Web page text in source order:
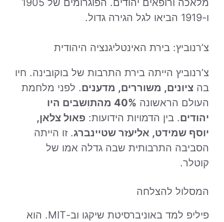
מלאכה ורופאים יהודים. הפוגרומים של 1905
ו-1919 הביאו לגל הגירה גדול.
צ’רנוביץ: בירת האינטליגנציה היהודית
צ’רנוביץ הייתה בירת התרבות של בוקובינה. חיו
בה ציונים, משוררים, מדענים. לפני מלחמת
העולם הראשונה
40% מהתושבים היו
יהודים. בין הדמויות הידועות: פאול צלאן,
יוסף שמידט, אליעזר שטיינברג. זו הייתה
הסביבה התרבותית שבה גדלה אמו של
קוטלר.
המסלול להצלחה
פיליפ למד באוניברסיטת שיקגו וב-MIT. הוא